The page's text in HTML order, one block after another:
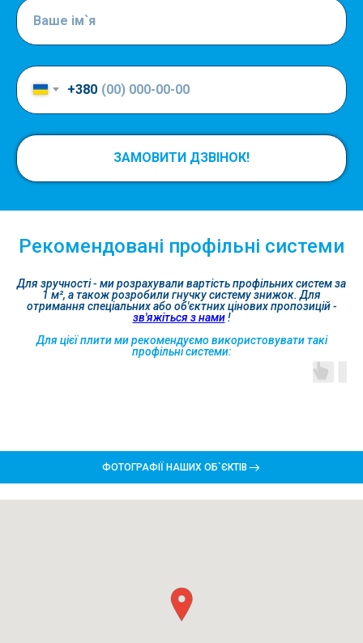
+380
ЗАМОВИТИ ДЗВІНОК!
Рекомендовані профільні системи
Для зручності - ми розрахували вартість профільних систем за
1 м², а також розробили гнучку систему знижок. Для
отримання спеціальних або об'єктних цінових пропозицій -
зв'яжіться з нами !
Для цієї плити ми рекомендуємо використовувати такі
профільні системи:
ФОТОГРАФІЇ НАШИХ ОБ`ЄКТІВ